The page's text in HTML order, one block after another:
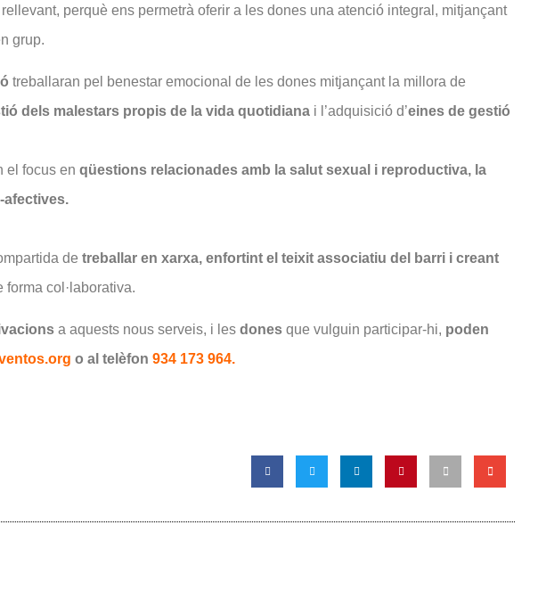
perquè ens permetrà oferir a les dones una atenció integral, mitjançant
grup.
treballaran pel benestar emocional de les dones mitjançant la millora de
dels malestars propis de la vida quotidiana i l’adquisició d’eines de gestió
el focus en qüestions relacionades amb la salut sexual i reproductiva, la
afectives.
de treballar en xarxa, enfortint el teixit associatiu del barri i creant
forma col·laborativa.
a aquests nous serveis, i les dones que vulguin participar-hi, poden
o al telèfon 934 173 964.